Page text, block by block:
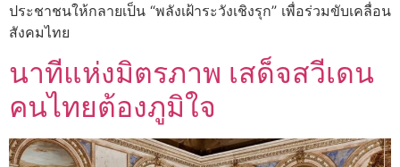
ประชาชนให้กลายเป็น “พลังเฝ้าระวังเชิงรุก” เพื่อร่วมขับเคลื่อน
สังคมไทย
นาทีแห่งมิตรภาพ เสด็จสวีเดน
คนไทยต้องภูมิใจ